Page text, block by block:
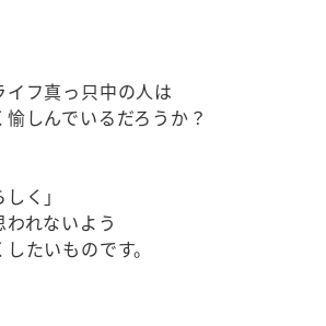
イフ真っ只中の人は
しんでいるだろうか？
く」
れないよう
たいものです。